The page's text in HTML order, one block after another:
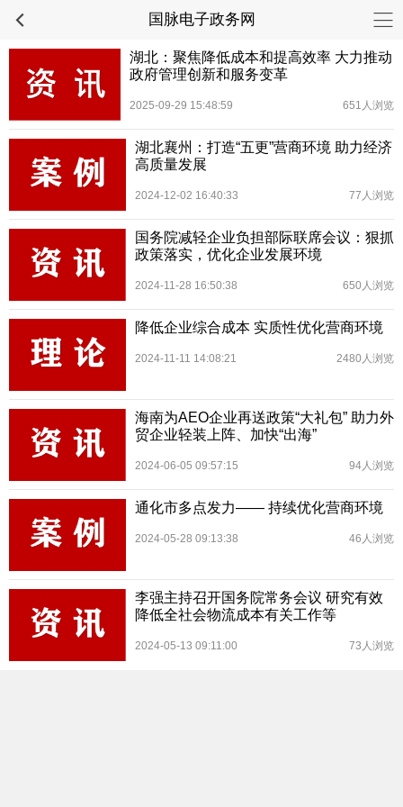
国脉电子政务网
湖北：聚焦降低成本和提高效率 大力推动
政府管理创新和服务变革
2025-09-29 15:48:59 651人浏览
湖北襄州：打造“五更”营商环境 助力经济
高质量发展
2024-12-02 16:40:33 77人浏览
国务院减轻企业负担部际联席会议：狠抓
政策落实，优化企业发展环境
2024-11-28 16:50:38 650人浏览
降低企业综合成本 实质性优化营商环境
2024-11-11 14:08:21 2480人浏览
海南为AEO企业再送政策“大礼包” 助力外
贸企业轻装上阵、加快“出海”
2024-06-05 09:57:15 94人浏览
通化市多点发力—— 持续优化营商环境
2024-05-28 09:13:38 46人浏览
李强主持召开国务院常务会议 研究有效
降低全社会物流成本有关工作等
2024-05-13 09:11:00 73人浏览